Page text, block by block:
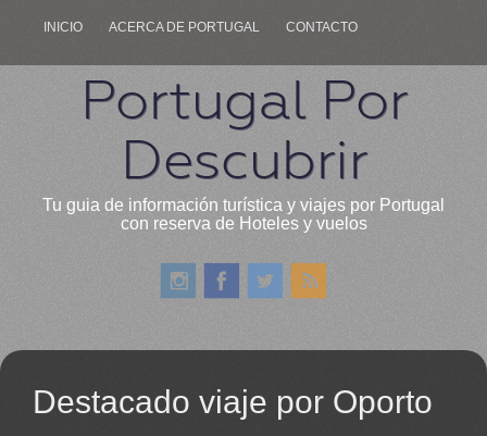
INICIO ACERCA DE PORTUGAL CONTACTO
Portugal Por
Descubrir
Tu guia de información turística y viajes por Portugal
con reserva de Hoteles y vuelos
Destacado viaje por Oporto